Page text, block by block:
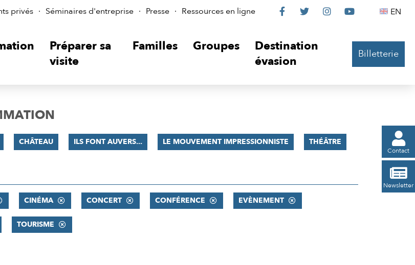
privés Séminaires d'entreprise Presse Ressources en ligne
Le
sur

Le

Le

Le
 EN
Préparer sa
visite
Familles Groupes
Destination
évasion
Billetterie

Contact

Newsletter
CHÂTEAU ILS FONT AUVERS... LE MOUVEMENT IMPRESSIONNISTE THÉÂTRE
CINÉMA CONCERT CONFÉRENCE EVÈNEMENT
TOURISME